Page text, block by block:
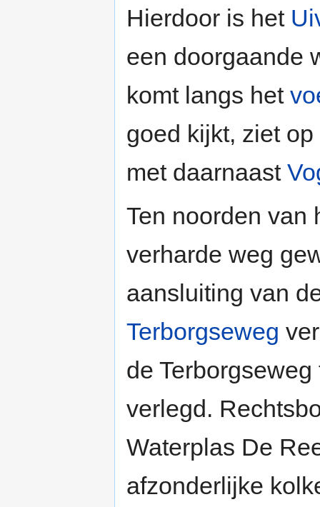
Hierdoor is het
een doorgaande
komt langs het
goed kijkt, ziet
met daarnaast
Ten noorden van
verharde weg
aansluiting van
Terborgseweg
de
verlegd.
Waterplas De
afzonderlijke